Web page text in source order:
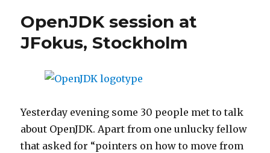
Göteborg
OpenJDK session at
JFokus, Stockholm
Yesterday evening some 30 people met to talk
about OpenJDK. Apart from one unlucky fellow
that asked for “pointers on how to move from